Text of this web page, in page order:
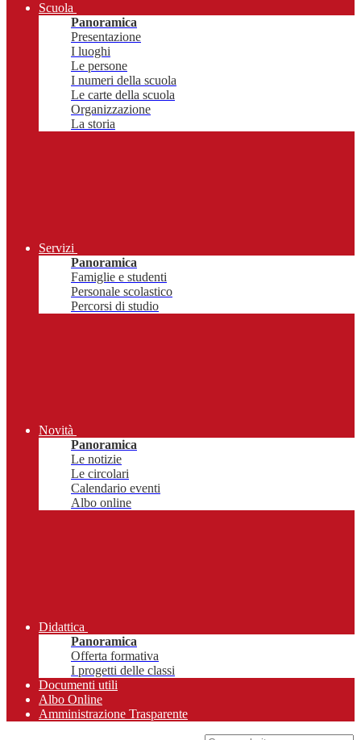
Scuola
Panoramica
Presentazione
I luoghi
Le persone
I numeri della scuola
Le carte della scuola
Organizzazione
La storia
Servizi
Panoramica
Famiglie e studenti
Personale scolastico
Percorsi di studio
Novità
Panoramica
Le notizie
Le circolari
Calendario eventi
Albo online
Didattica
Panoramica
Offerta formativa
I progetti delle classi
Documenti utili
Albo Online
Amministrazione Trasparente